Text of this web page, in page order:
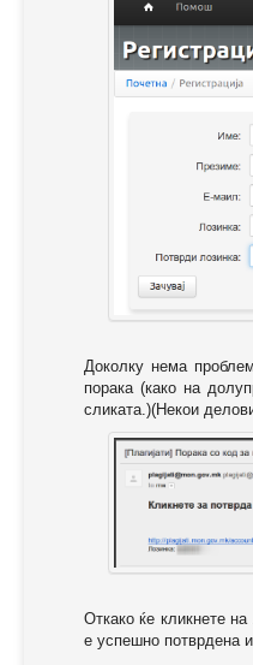
Доколку нема
порака (како на
сликата.)(Некои
Откако ќе кликнете
е успешно потврдена